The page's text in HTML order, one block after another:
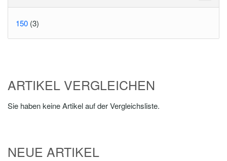
150 (3)
ARTIKEL VERGLEICHEN
Sie haben keine Artikel auf der Vergleichsliste.
NEUE ARTIKEL